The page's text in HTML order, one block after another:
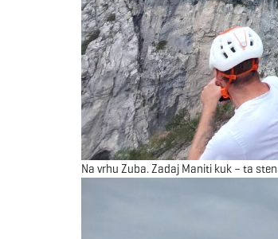
Na vrhu Zuba. Zadaj Maniti kuk – ta